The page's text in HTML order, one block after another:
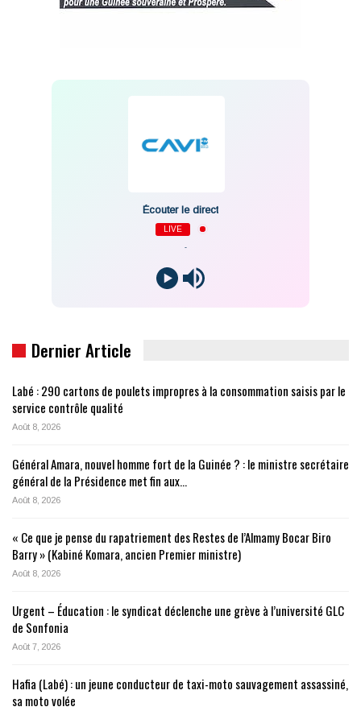
Écouter le direct
LIVE
Dernier Article
Labé : 290 cartons de poulets impropres à la consommation saisis par le
service contrôle qualité
Août 8, 2026
Général Amara, nouvel homme fort de la Guinée ? : le ministre secrétaire
général de la Présidence met fin aux…
Août 8, 2026
« Ce que je pense du rapatriement des Restes de l’Almamy Bocar Biro
Barry » (Kabiné Komara, ancien Premier ministre)
Août 8, 2026
Urgent – Éducation : le syndicat déclenche une grève à l’université GLC
de Sonfonia
Août 7, 2026
Hafia (Labé) : un jeune conducteur de taxi-moto sauvagement assassiné,
sa moto volée